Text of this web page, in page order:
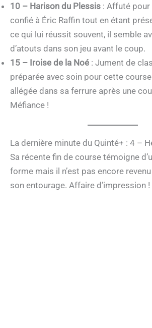
10 – Harison du Plessis : Affuté
confié à Éric Raffin tout en étant
ce qui lui réussit souvent, il semble
d’atouts dans son jeu avant le coup.
15 – Iroise de la Noé : Jument de
préparée avec soin pour cette
allégée dans sa ferrure après une
Méfiance !
La dernière minute du Quinté+ : 4 –
Sa récente fin de course témoigne
forme mais il n’est pas encore
son entourage. Affaire d’impression !